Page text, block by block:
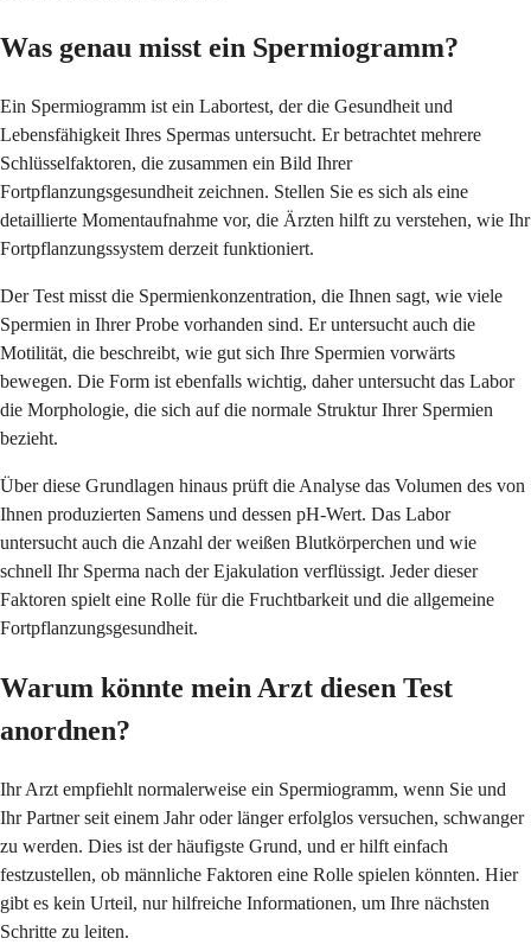
Was genau misst ein Spermiogramm?
Ein Spermiogramm ist ein Labortest, der die Gesundheit und
Lebensfähigkeit Ihres Spermas untersucht. Er betrachtet mehrere
Schlüsselfaktoren, die zusammen ein Bild Ihrer
Fortpflanzungsgesundheit zeichnen. Stellen Sie es sich als eine
detaillierte Momentaufnahme vor, die Ärzten hilft zu verstehen, wie Ihr
Fortpflanzungssystem derzeit funktioniert.
Der Test misst die Spermienkonzentration, die Ihnen sagt, wie viele
Spermien in Ihrer Probe vorhanden sind. Er untersucht auch die
Motilität, die beschreibt, wie gut sich Ihre Spermien vorwärts
bewegen. Die Form ist ebenfalls wichtig, daher untersucht das Labor
die Morphologie, die sich auf die normale Struktur Ihrer Spermien
bezieht.
Über diese Grundlagen hinaus prüft die Analyse das Volumen des von
Ihnen produzierten Samens und dessen pH-Wert. Das Labor
untersucht auch die Anzahl der weißen Blutkörperchen und wie
schnell Ihr Sperma nach der Ejakulation verflüssigt. Jeder dieser
Faktoren spielt eine Rolle für die Fruchtbarkeit und die allgemeine
Fortpflanzungsgesundheit.
Warum könnte mein Arzt diesen Test
anordnen?
Ihr Arzt empfiehlt normalerweise ein Spermiogramm, wenn Sie und
Ihr Partner seit einem Jahr oder länger erfolglos versuchen, schwanger
zu werden. Dies ist der häufigste Grund, und er hilft einfach
festzustellen, ob männliche Faktoren eine Rolle spielen könnten. Hier
gibt es kein Urteil, nur hilfreiche Informationen, um Ihre nächsten
Schritte zu leiten.